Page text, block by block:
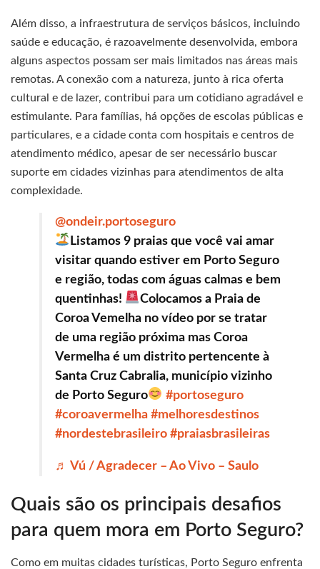
Além disso, a infraestrutura de serviços básicos, incluindo
saúde e educação, é razoavelmente desenvolvida, embora
alguns aspectos possam ser mais limitados nas áreas mais
remotas. A conexão com a natureza, junto à rica oferta
cultural e de lazer, contribui para um cotidiano agradável e
estimulante. Para famílias, há opções de escolas públicas e
particulares, e a cidade conta com hospitais e centros de
atendimento médico, apesar de ser necessário buscar
suporte em cidades vizinhas para atendimentos de alta
complexidade.
@ondeir.portoseguro
Listamos 9 praias que você vai amar
visitar quando estiver em Porto Seguro
e região, todas com águas calmas e bem
quentinhas!
Colocamos a Praia de
Coroa Vemelha no vídeo por se tratar
de uma região próxima mas Coroa
Vermelha é um distrito pertencente à
Santa Cruz Cabralia, município vizinho
de Porto Seguro
#portoseguro
#coroavermelha #melhoresdestinos
#nordestebrasileiro #praiasbrasileiras
♬ Vú / Agradecer – Ao Vivo – Saulo
Quais são os principais desafios
para quem mora em Porto Seguro?
Como em muitas cidades turísticas, Porto Seguro enfrenta